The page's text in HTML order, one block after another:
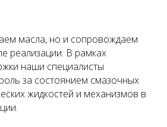
масла, но и сопровождаем
реализации. В рамках
наши специалисты
за состоянием смазочных
жидкостей и механизмов в